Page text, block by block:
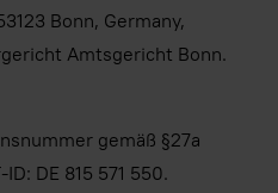
Bonn, Germany,
Amtsgericht Bonn.
gemäß §27a
DE 815 571 550.